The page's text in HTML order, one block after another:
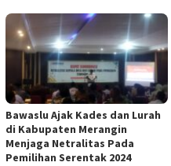
Bawaslu Ajak Kades dan Lurah
di Kabupaten Merangin
Menjaga Netralitas Pada
Pemilihan Serentak 2024